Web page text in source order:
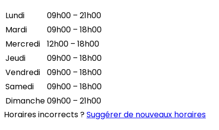
Lundi
09h00 – 21h00
Mardi
09h00 – 18h00
Mercredi
12h00 – 18h00
Jeudi
09h00 – 18h00
Vendredi
09h00 – 18h00
Samedi
09h00 – 18h00
Dimanche09h00 – 21h00
Horaires incorrects ?Suggérer de nouveaux horaires